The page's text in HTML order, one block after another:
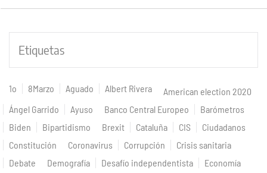
Etiquetas
1o 8Marzo Aguado Albert Rivera
American election 2020
Ángel Garrido
Ayuso Banco Central Europeo
Barómetros
Biden
Bipartidismo Brexit Cataluña CIS
Ciudadanos
Constitución
Coronavirus Corrupción
Crisis sanitaria
Debate
Demografía Desafío independentista
Economía